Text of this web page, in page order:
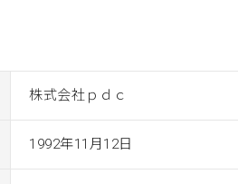
株式会社ｐｄｃ
1992年11月12日